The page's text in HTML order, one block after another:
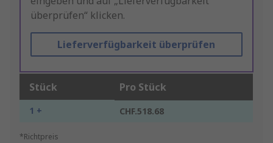
überprüfen“ klicken.
Lieferverfügbarkeit überprüfen
Stück Pro Stück
1 + CHF.518.68
*Richtpreis